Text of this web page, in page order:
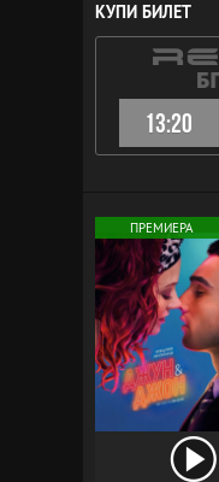
КУПИ БИЛЕТ
13:20
ПРЕМИЕРА